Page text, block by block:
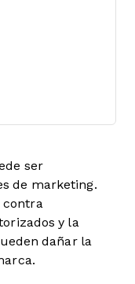
ser
de marketing.
contra
y la
dañar la